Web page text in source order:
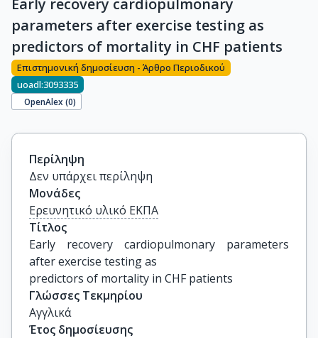
Early recovery cardiopulmonary
parameters after exercise testing as
predictors of mortality in CHF patients
Επιστημονική δημοσίευση - Άρθρο Περιοδικού
uoadl:3093335
OpenAlex (0)
Περίληψη
Δεν υπάρχει περίληψη
Μονάδες
Ερευνητικό υλικό ΕΚΠΑ
Τίτλος
Early recovery cardiopulmonary parameters
after exercise testing as
predictors of mortality in CHF patients
Γλώσσες Τεκμηρίου
Αγγλικά
Έτος δημοσίευσης